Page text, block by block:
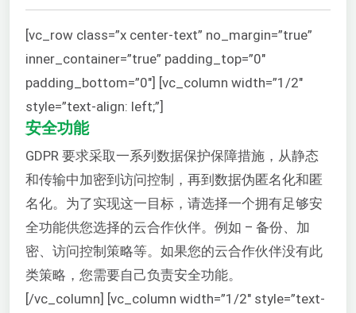
[vc_row class=”x center-text” no_margin=”true”
inner_container=”true” padding_top=”0″
padding_bottom=”0″] [vc_column width=”1/2″
style=”text-align: left;”]
安全功能
GDPR 要求采取一系列数据保护保障措施，从静态
和传输中加密到访问控制，再到数据伪匿名化和匿
名化。为了实现这一目标，请选择一个拥有足够安
全功能供您选择的云合作伙伴。例如 – 备份、加
密、访问控制策略等。如果您的云合作伙伴没有此
类策略，您需要自己负责安全功能。
[/vc_column] [vc_column width=”1/2″ style=”text-